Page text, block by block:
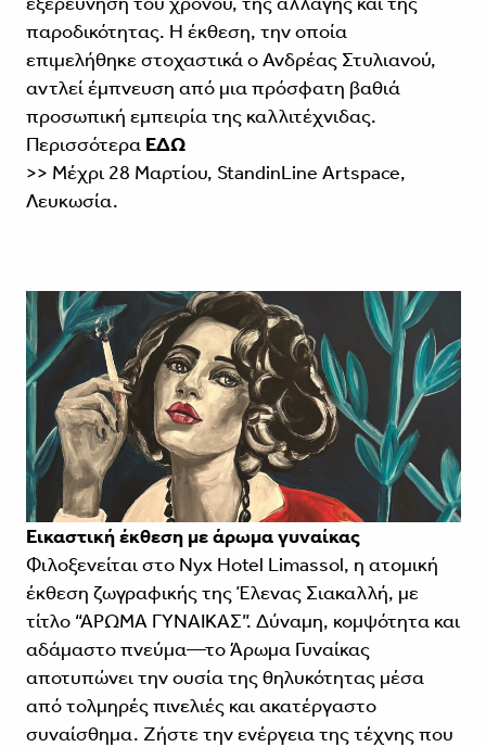
παροδικότητας. Η έκθεση, την οποία
επιμελήθηκε στοχαστικά ο Ανδρέας Στυλιανού,
αντλεί έμπνευση από μια πρόσφατη βαθιά
προσωπική εμπειρία της καλλιτέχνιδας.
Περισσότερα ΕΔΩ
>> Μέχρι 28 Μαρτίου, StandinLine Artspace,
Λευκωσία.
Εικαστική έκθεση με άρωμα γυναίκας
Φιλοξενείται στο Nyx Hotel Limassol, η ατομική
έκθεση ζωγραφικής της Έλενας Σιακαλλή, με
τίτλο “ΑΡΩΜΑ ΓΥΝΑΙΚΑΣ”. Δύναμη, κομψότητα και
αδάμαστο πνεύμα—το Άρωμα Γυναίκας
αποτυπώνει την ουσία της θηλυκότητας μέσα
από τολμηρές πινελιές και ακατέργαστο
συναίσθημα. Ζήστε την ενέργεια της τέχνης που